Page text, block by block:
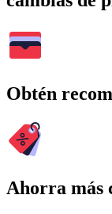
Obtén
Ahorra más